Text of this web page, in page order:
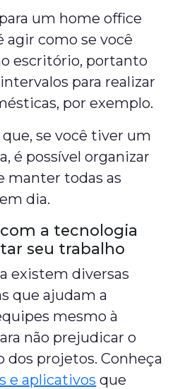
um home office
agir como se você
escritório, portanto
para realizar
por exemplo.
se você tiver um
é possível organizar
manter todas as
dia.
a tecnologia
seu trabalho
existem diversas
que ajudam a
mesmo à
não prejudicar o
dos projetos. Conheça
e aplicativos que